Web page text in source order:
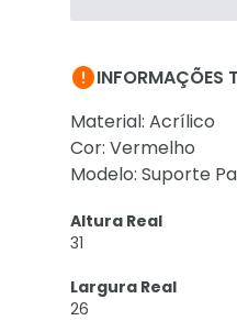
INFORMAÇÕES
Material: Acrílico
Cor: Vermelho
Modelo: Suporte
Altura Real
31
Largura Real
26